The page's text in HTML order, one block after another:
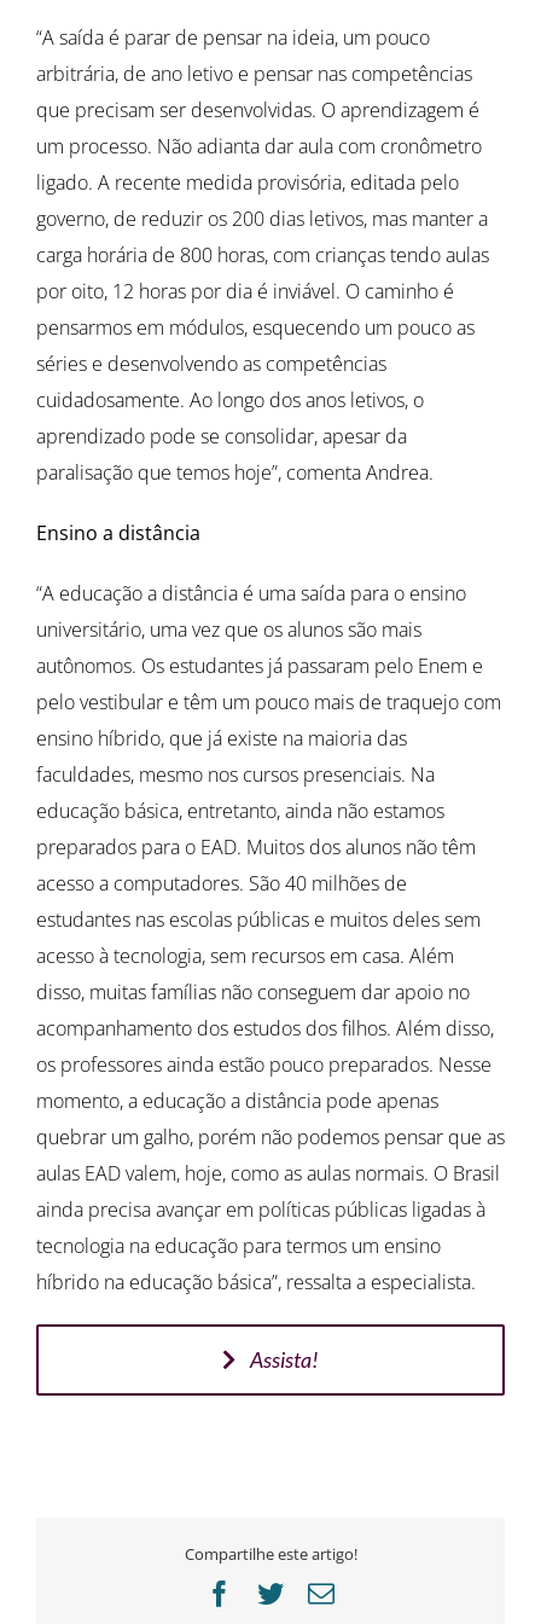
“A saída é parar de pensar na ideia, um pouco
arbitrária, de ano letivo e pensar nas competências
que precisam ser desenvolvidas. O aprendizagem é
um processo. Não adianta dar aula com cronômetro
ligado. A recente medida provisória, editada pelo
governo, de reduzir os 200 dias letivos, mas manter a
carga horária de 800 horas, com crianças tendo aulas
por oito, 12 horas por dia é inviável. O caminho é
pensarmos em módulos, esquecendo um pouco as
séries e desenvolvendo as competências
cuidadosamente. Ao longo dos anos letivos, o
aprendizado pode se consolidar, apesar da
paralisação que temos hoje”, comenta Andrea.
Ensino a distância
“A educação a distância é uma saída para o ensino
universitário, uma vez que os alunos são mais
autônomos. Os estudantes já passaram pelo Enem e
pelo vestibular e têm um pouco mais de traquejo com
ensino híbrido, que já existe na maioria das
faculdades, mesmo nos cursos presenciais. Na
educação básica, entretanto, ainda não estamos
preparados para o EAD. Muitos dos alunos não têm
acesso a computadores. São 40 milhões de
estudantes nas escolas públicas e muitos deles sem
acesso à tecnologia, sem recursos em casa. Além
disso, muitas famílias não conseguem dar apoio no
acompanhamento dos estudos dos filhos. Além disso,
os professores ainda estão pouco preparados. Nesse
momento, a educação a distância pode apenas
quebrar um galho, porém não podemos pensar que as
aulas EAD valem, hoje, como as aulas normais. O Brasil
ainda precisa avançar em políticas públicas ligadas à
tecnologia na educação para termos um ensino
híbrido na educação básica”, ressalta a especialista.
Assista!
Compartilhe este artigo!
Facebook
Twitter
E-